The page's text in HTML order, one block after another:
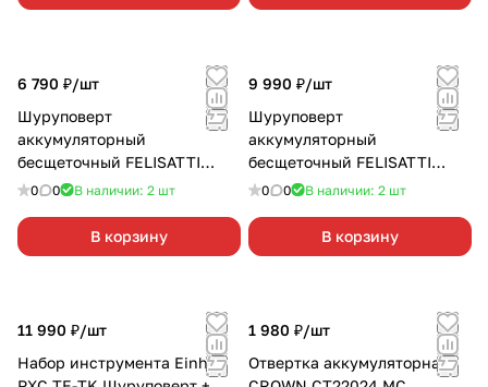
6 790 ₽/шт
Шуруповерт
аккумуляторный
бесщеточный FELISATTI
FT1906 2х2,0 Ач
0 0 В наличии: 2 шт
В корзину
9 990 ₽/шт
Шуруповерт
аккумуляторный
бесщеточный FELISATTI
FT1610 2х2,0 Ач
0 0 В наличии: 2 шт
В корзину
11 990 ₽/шт
Набор инструмента Einhell
1 980 ₽/шт
Отвертка аккумуляторная